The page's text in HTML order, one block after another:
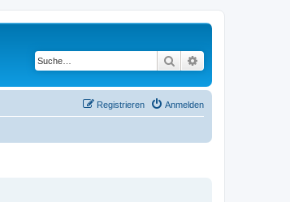
Suche
Anmelden
Registrieren